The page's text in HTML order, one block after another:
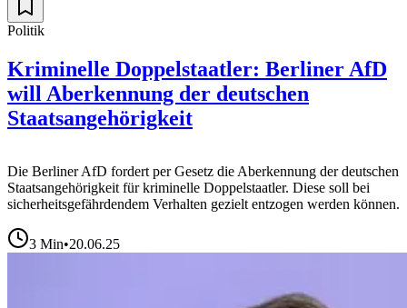
Politik
Kriminelle Doppelstaatler: Berliner AfD
will Aberkennung der deutschen
Staatsangehörigkeit
Die Berliner AfD fordert per Gesetz die Aberkennung der deutschen
Staatsangehörigkeit für kriminelle Doppelstaatler. Diese soll bei
sicherheitsgefährdendem Verhalten gezielt entzogen werden können.
3 Min•20.06.25